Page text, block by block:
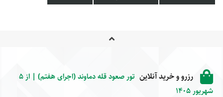
رزرو و خرید آنلاین
تور صعود قله دماوند (اجرای هفتم) | از 5
شهریور 1405